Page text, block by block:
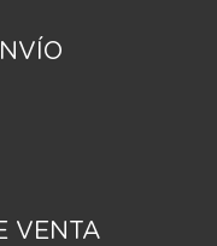
VENTA